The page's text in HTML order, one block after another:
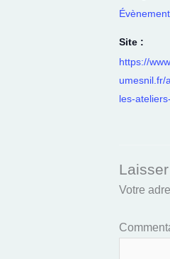
Site :
https://
umesnil.fr/
les-
Votre